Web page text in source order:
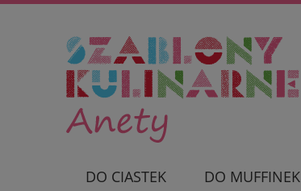
DO CIASTEK DO MUFFINEK